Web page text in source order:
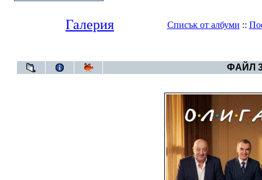
Галерия Списък от албуми ::
ФАЙЛ 3